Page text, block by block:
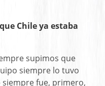
Chile ya estaba
supimos que
siempre lo tuvo
fue, primero,